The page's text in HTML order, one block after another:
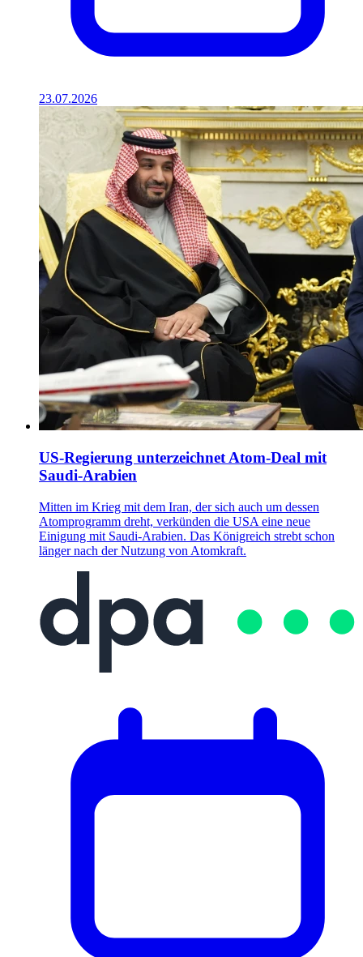
23.07.2026
US-Regierung unterzeichnet Atom-Deal mit
Saudi-Arabien
Mitten im Krieg mit dem Iran, der sich auch um dessen
Atomprogramm dreht, verkünden die USA eine neue
Einigung mit Saudi-Arabien. Das Königreich strebt schon
länger nach der Nutzung von Atomkraft.